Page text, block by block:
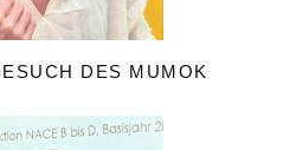
DES MUMOK